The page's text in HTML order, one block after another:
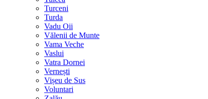
Turceni
Turda
Vadu Oii
Vălenii de Munte
Vama Veche
Vaslui
Vatra Dornei
Vernești
Vișeu de Sus
Voluntari